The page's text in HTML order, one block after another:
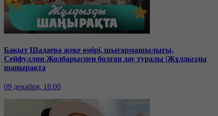
Бақыт Шадаева жеке өмірі, шығармашылығы,
Сейфуллин Жолбарыспен болған дау туралы |Жұлдызды
шаңырақта
09 декабря, 18:00